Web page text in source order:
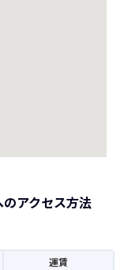
アクセス方法
運賃